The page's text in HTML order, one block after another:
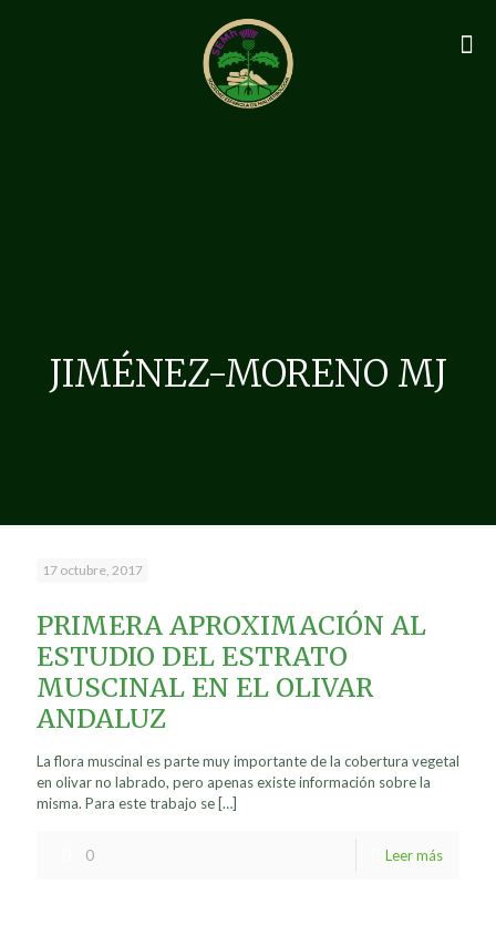
JIMÉNEZ-MORENO MJ
17 octubre, 2017
PRIMERA APROXIMACIÓN AL
ESTUDIO DEL ESTRATO
MUSCINAL EN EL OLIVAR
ANDALUZ
La flora muscinal es parte muy importante de la cobertura vegetal
en olivar no labrado, pero apenas existe información sobre la
misma. Para este trabajo se […]
0 Leer más